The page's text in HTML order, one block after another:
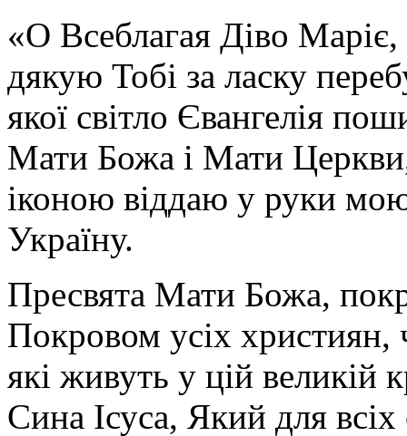
«О Всеблагая Діво
дякую Тобі за ласку
якої світло Євангелія
Мати Божа і Мати
іконою віддаю у руки
Україну.
Пресвята Мати Божа,
Покровом усіх християн,
які живуть у цій великій
Сина Ісуса, Який для